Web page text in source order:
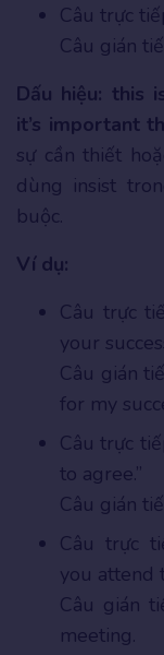
Câu trực
Câu gián
Dấu hiệu: this
it’s important
sự cần thiết
dùng insist
buộc.
Ví dụ:
Câu trực
your
Câu gián
for my
Câu trực
to agree.”
Câu gián
Câu trực
you attend
Câu gián
meeting.